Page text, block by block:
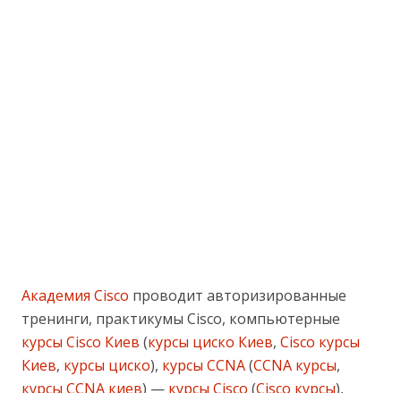
Академия Cisco проводит авторизированные
тренинги, практикумы Cisco, компьютерные
курсы Cisco Киев (курсы циско Киев, Cisco курсы
Киев, курсы циско), курсы CCNA(CCNA курсы,
курсы CCNA киев) — курсы Cisco (Cisco курсы),